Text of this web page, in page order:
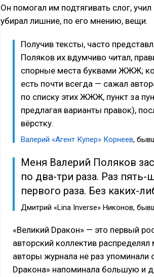
Он помогал им подтягивать слог,
убирал лишние, по его мнению, вещи.
Получив тексты, часто
Поляков их вдумчиво читал,
спорные места буквами ЖЖЖ;
есть почти всегда — сажал
по списку этих ЖЖЖ, пункт за
предлагая варианты правок),
вёрстку.
Валерий «Агент Купер» Корнеев,
Меня Валерий Поляков
по два-три раза. Раз
первого раза. Без каких-
Дмитрий «Lina Inverse» Никонов,
«Великий Dракон» — это первый
авторский коллектив
авторы журнала не раз упоминали
Dракона» напоминала большую